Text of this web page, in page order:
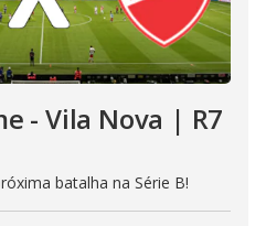
- Vila Nova | R7
batalha na Série B!